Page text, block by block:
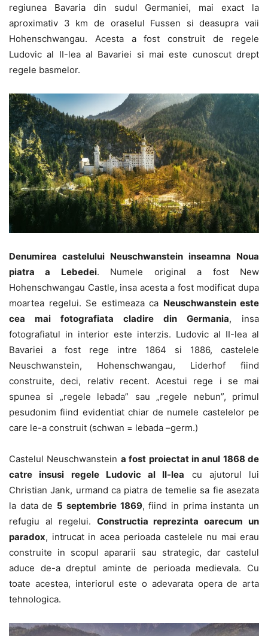
regiunea Bavaria din sudul Germaniei, mai exact la
aproximativ 3 km de oraselul Fussen si deasupra vaii
Hohenschwangau. Acesta a fost construit de regele
Ludovic al II-lea al Bavariei si mai este cunoscut drept
regele basmelor.
Denumirea castelului Neuschwanstein inseamna Noua
piatra a Lebedei. Numele original a fost New
Hohenschwangau Castle, insa acesta a fost modificat dupa
moartea regelui. Se estimeaza ca Neuschwanstein este
cea mai fotografiata cladire din Germania, insa
fotografiatul in interior este interzis. Ludovic al II-lea al
Bavariei a fost rege intre 1864 si 1886, castelele
Neuschwanstein, Hohenschwangau, Liderhof fiind
construite, deci, relativ recent. Acestui rege i se mai
spunea si „regele lebada” sau „regele nebun”, primul
pesudonim fiind evidentiat chiar de numele castelelor pe
care le-a construit (schwan = lebada –germ.)
Castelul Neuschwanstein a fost proiectat in anul 1868 de
catre insusi regele Ludovic al II-lea cu ajutorul lui
Christian Jank, urmand ca piatra de temelie sa fie asezata
la data de 5 septembrie 1869, fiind in prima instanta un
refugiu al regelui. Constructia reprezinta oarecum un
paradox, intrucat in acea perioada castelele nu mai erau
construite in scopul apararii sau strategic, dar castelul
aduce de-a dreptul aminte de perioada medievala. Cu
toate acestea, interiorul este o adevarata opera de arta
tehnologica.